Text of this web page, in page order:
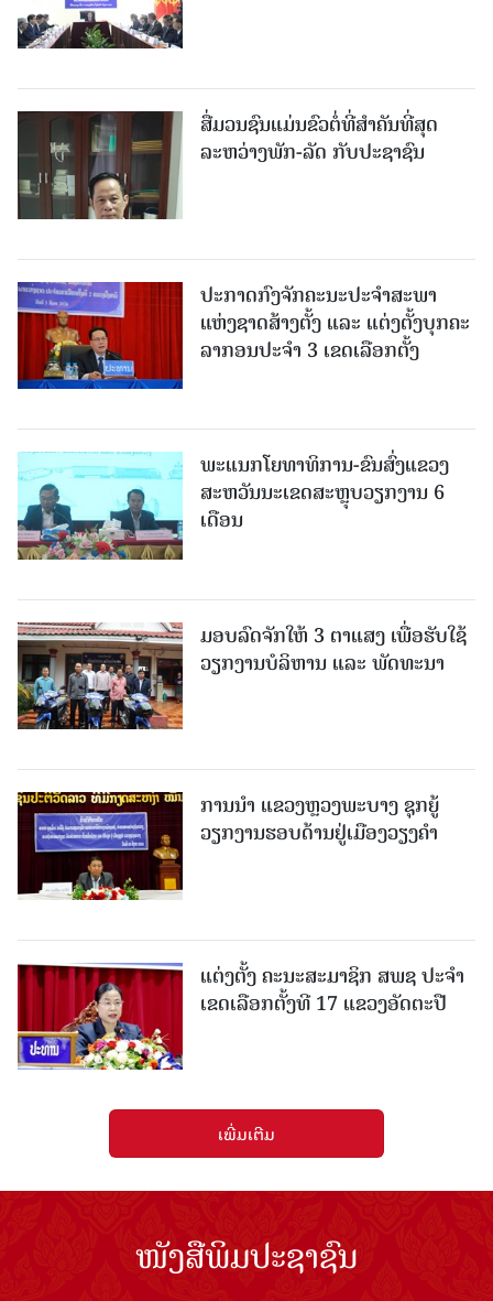
ສື່ມວນຊົນແມ່ນຂົວຕໍ່ທີ່ສໍາຄັນທີ່ສຸດ
ລະຫວ່າງພັກ-ລັດ ກັບປະຊາຊົນ
ປະກາດກົງຈັກຄະນະປະຈໍາສະພາ
ແຫ່ງຊາດສ້າງຕັ້ງ ແລະ ແຕ່ງຕັ້ງບຸກຄະ
ລາກອນປະຈໍາ 3 ເຂດເລືອກຕັ້ງ
ພະແນກໂຍທາທິການ-ຂົນສົ່ງແຂວງ
ສະຫວັນນະເຂດສະຫຼຸບວຽກງານ 6
ເດືອນ
ມອບລົດຈັກໃຫ້ 3 ຕາແສງ ເພື່ອຮັບໃຊ້
ວຽກງານບໍລິຫານ ແລະ ພັດທະນາ
ການນຳ ແຂວງຫຼວງພະບາງ ຊຸກຍູ້
ວຽກງານຮອບດ້ານຢູ່ເມືອງວຽງຄໍາ
ແຕ່ງຕັ້ງ ຄະນະສະມາຊິກ ສພຊ ປະຈຳ
ເຂດເລືອກຕັ້ງທີ 17 ແຂວງອັດຕະປື
ເພີ່ມເຕີມ
ໜັງສືພິມປະຊາຊົນ